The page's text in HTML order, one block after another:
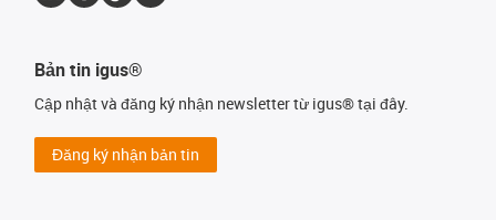
Bản tin igus®
Cập nhật và đăng ký nhận newsletter từ igus® tại đây.
Đăng ký nhận bản tin